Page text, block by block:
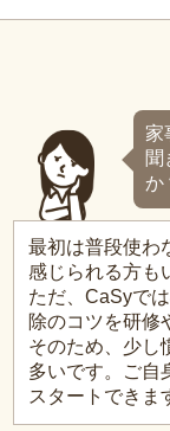
家
聞
か
最初は普段使わ
感じられる方も
ただ、CaSyで
除のコツを研修
そのため、少し
多いです。ご自
スタートできま